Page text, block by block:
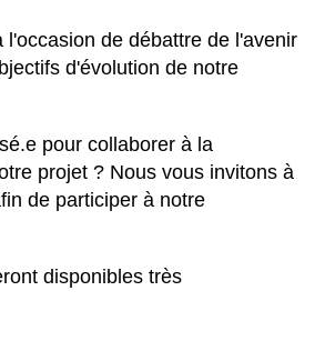
l'occasion de débattre de l'avenir
d'évolution de notre
pour collaborer à la
projet ? Nous vous invitons à
de participer à notre
disponibles très